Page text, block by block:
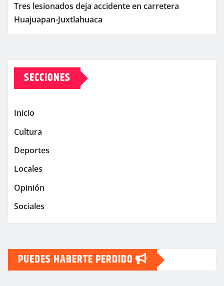
Tres lesionados deja accidente en carretera
Huajuapan-Juxtlahuaca
SECCIONES
Inicio
Cultura
Deportes
Locales
Opinión
Sociales
PUEDES HABERTE PERDIDO